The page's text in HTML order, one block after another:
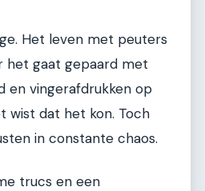
Het leven met peuters
het gaat gepaard met
en vingerafdrukken op
wist dat het kon. Toch
in constante chaos.
trucs en een